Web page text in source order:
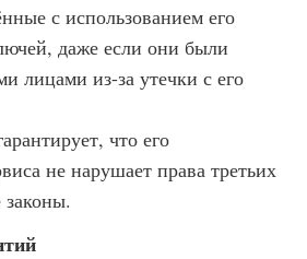
с использованием его
даже если они были
лицами из-за утечки с его
что его
не нарушает права третьих